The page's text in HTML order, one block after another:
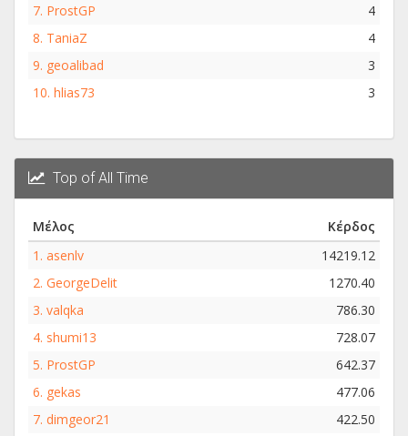
7. ProstGP
4
8. TaniaZ
4
9. geoalibad
3
10. hlias73 3
Top of All Time
Μέλος
Κέρδος
1. asenlv
14219.12
2. GeorgeDelit
1270.40
3. valqka
786.30
4. shumi13
728.07
5. ProstGP
642.37
6. gekas
477.06
7. dimgeor21
422.50